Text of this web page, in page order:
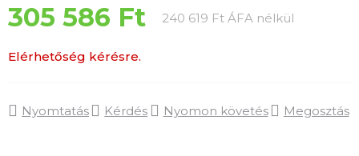
305 586 Ft 240 619 Ft ÁFA nélkül
Elérhetőség kérésre.
Nyomtatás Kérdés Nyomon követés Megosztás